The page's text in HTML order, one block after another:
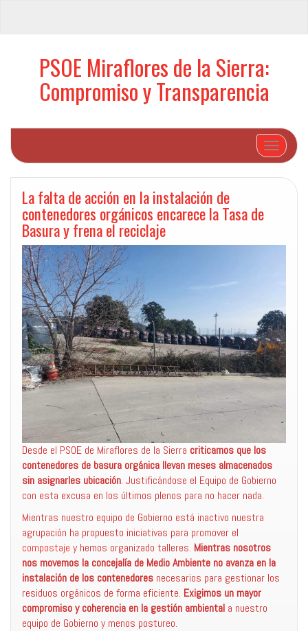
PSOE Miraflores de la Sierra:
Compromiso y Transparencia
Cambiar
La falta de acción en la instalación de
contenedores orgánicos encarece la Tasa de
Basura y frena el reciclaje
Desde el PSOE de Miraflores de la Sierra criticamos que los
contenedores de basura orgánica llevan meses almacenados
sin asignarles ubicación. Justificándose el Equipo de Gobierno
con esta excusa en los últimos plenos para no hacer nada.
Mientras nuestro equipo de Gobierno está inactivo nuestra
agrupación ha propuesto iniciativas para promover el
compostaje y hemos organizado talleres. Mientras nosotros
nos movemos la concejalía de Medio Ambiente no avanza en la
instalación de los contenedores necesarios para gestionar los
residuos orgánicos de forma eficiente. Exigimos un mayor
compromiso y coherencia en la gestión ambiental a nuestro
equipo de Gobierno y menos postureo.